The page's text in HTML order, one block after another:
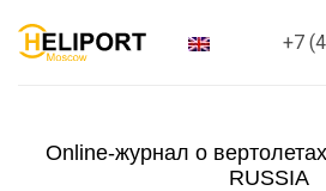
+7
Online-журнал о
RUSSIA